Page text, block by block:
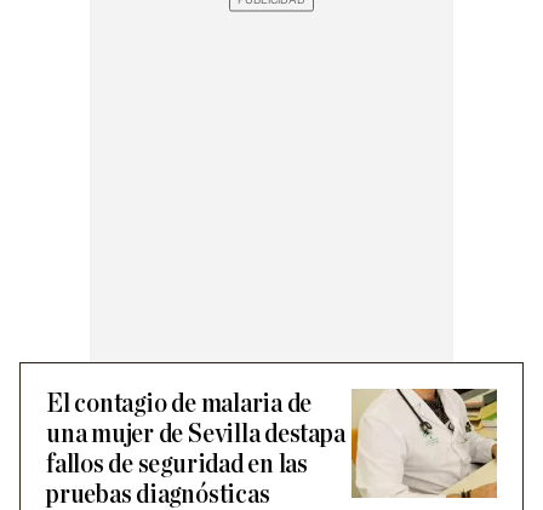
El contagio de malaria de
una mujer de Sevilla destapa
fallos de seguridad en las
pruebas diagnósticas